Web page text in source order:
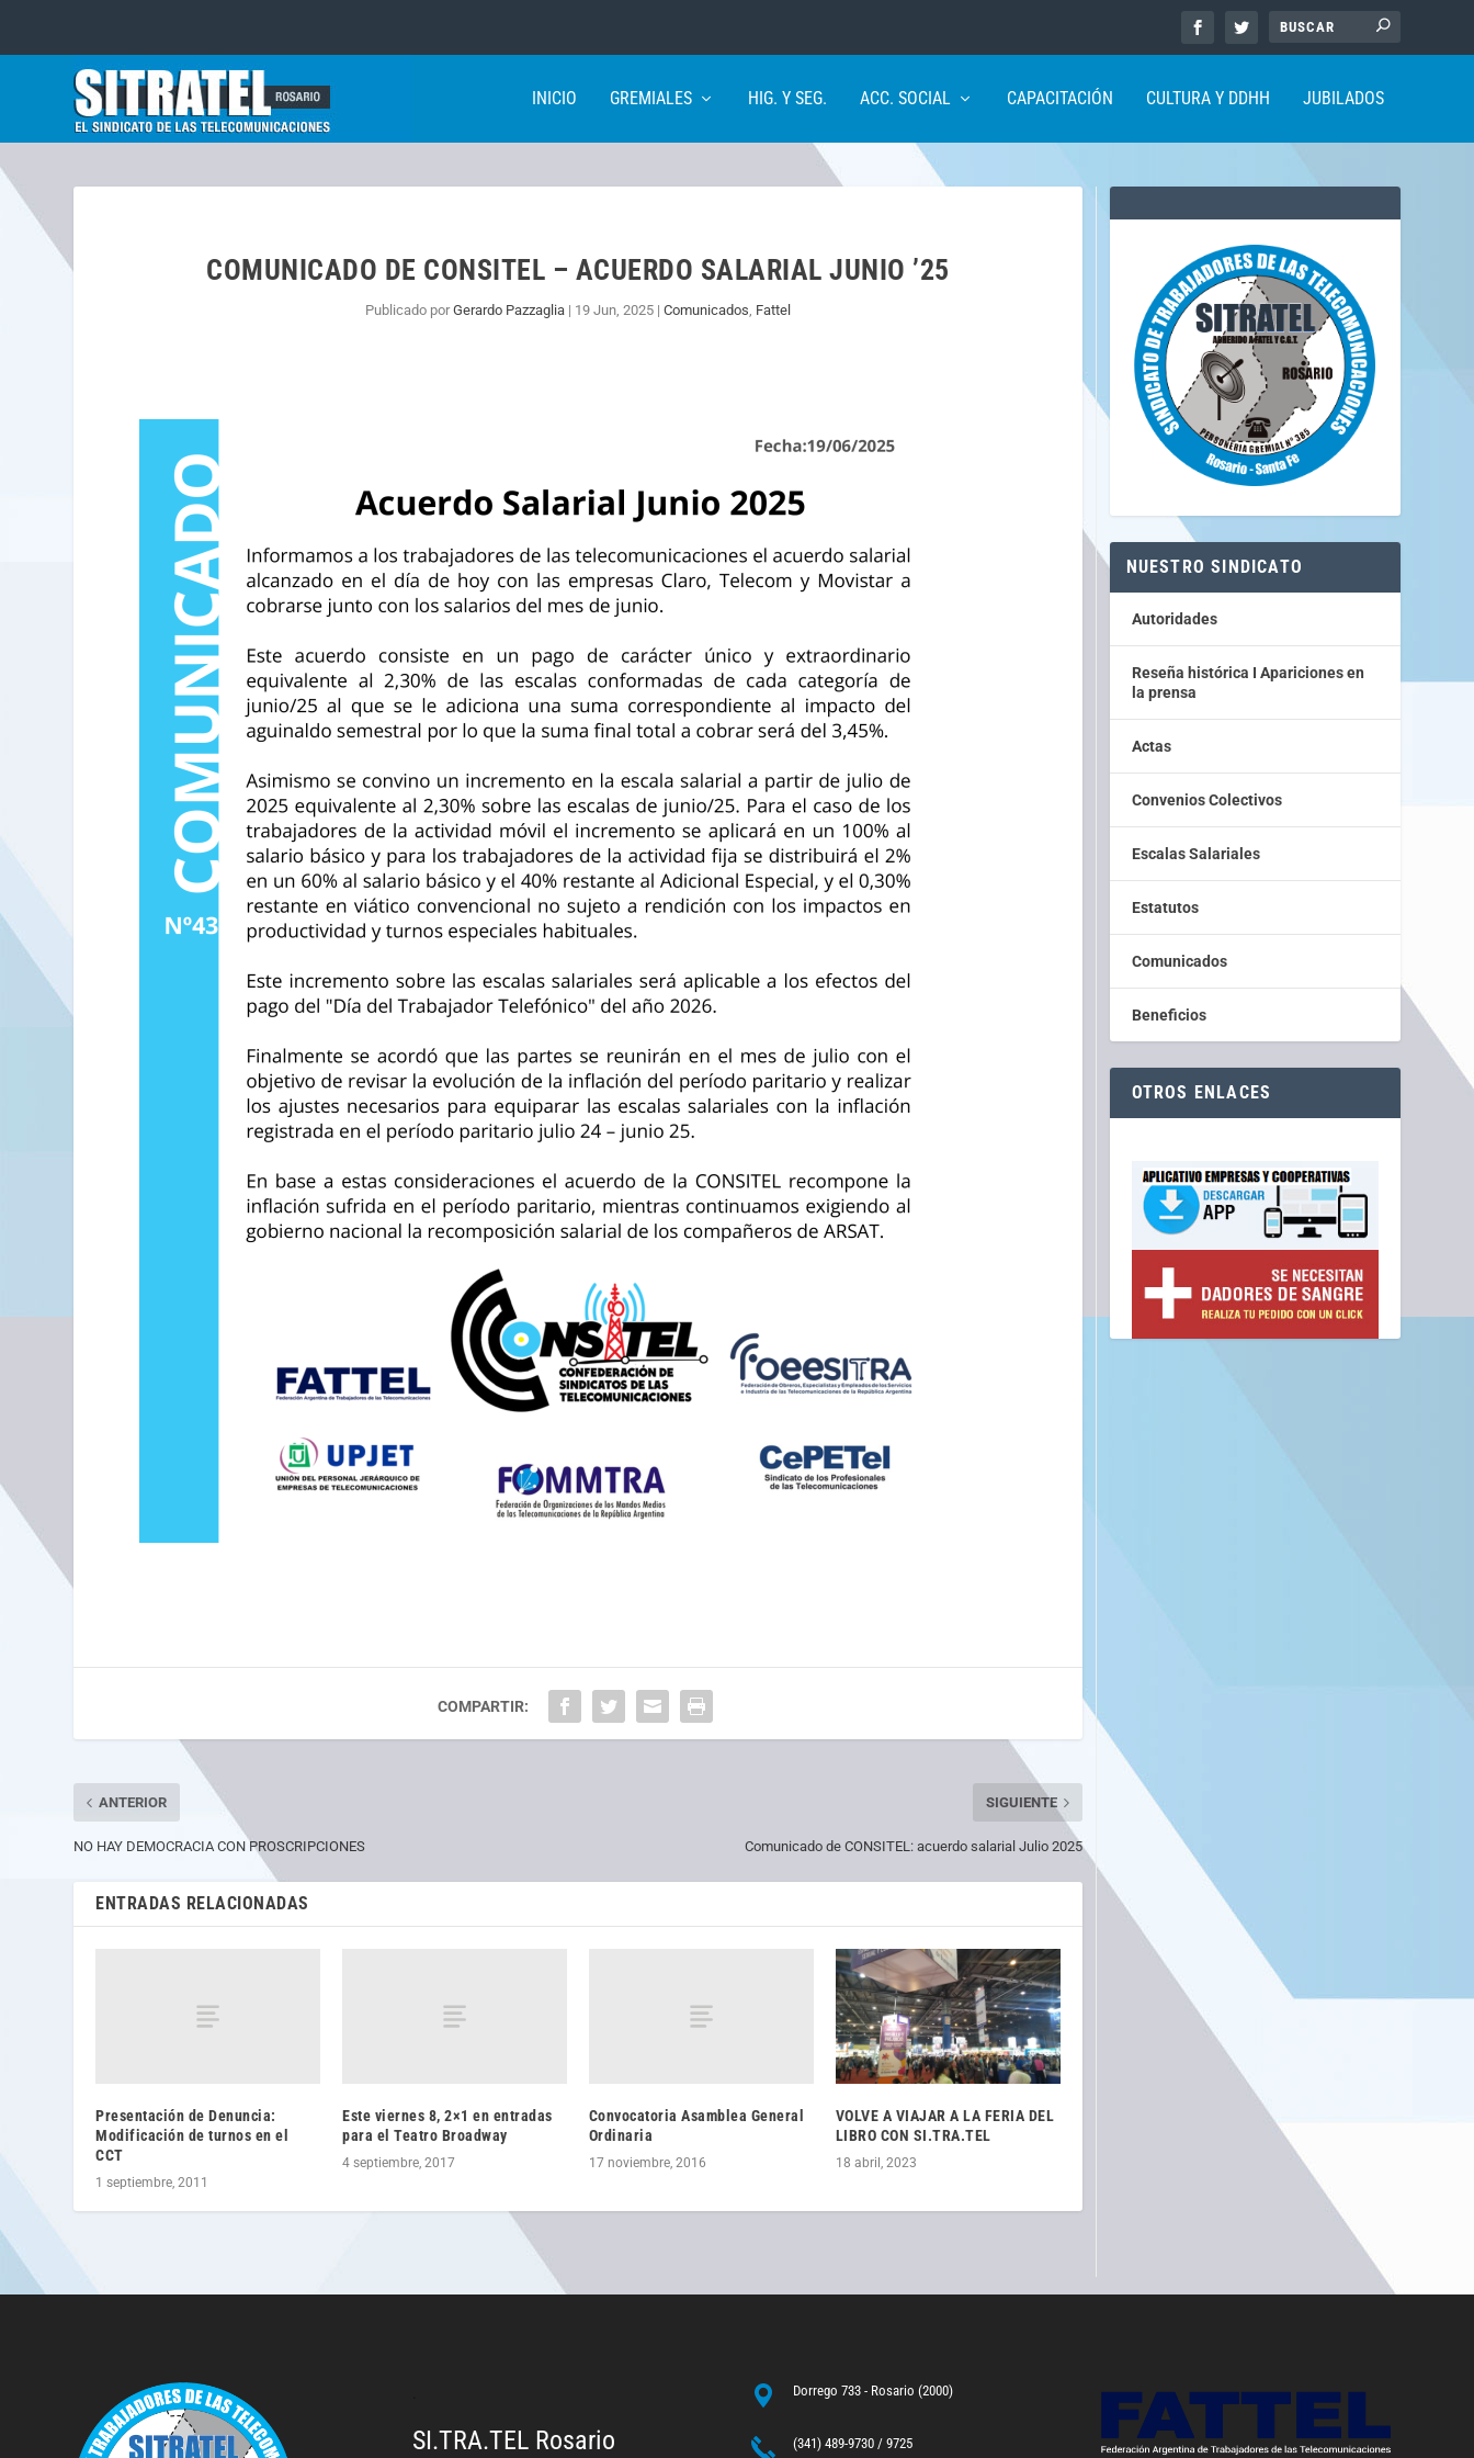
INICIO GREMIALES HIG. Y SEG. ACC. SOCIAL CAPACITACIÓN CULTURA Y DDHH JUBILADOS
COMUNICADO DE CONSITEL – ACUERDO SALARIAL JUNIO ’25
Publicado porGerardo Pazzaglia| 19 Jun, 2025| Comunicados, Fattel
COMPARTIR:
ANTERIOR
NO HAY DEMOCRACIA CON PROSCRIPCIONES
SIGUIENTE
Comunicado de CONSITEL: acuerdo salarial Julio 2025
ENTRADAS RELACIONADAS
Presentación de Denuncia:
Modificación de turnos en el
CCT
1 septiembre, 2011
Este viernes 8, 2×1 en entradas
para el Teatro Broadway
4 septiembre, 2017
Convocatoria Asamblea General
Ordinaria
17 noviembre, 2016
VOLVE A VIAJAR A LA FERIA DEL
LIBRO CON SI.TRA.TEL
18 abril, 2023
NUESTRO SINDICATO
Autoridades
Reseña histórica I Apariciones en
la prensa
Actas
Convenios Colectivos
Escalas Salariales
Estatutos
Comunicados
Beneficios
OTROS ENLACES
SI.TRA.TEL Rosario
Dorrego 733 - Rosario (2000)
(341) 489-9730 / 9725